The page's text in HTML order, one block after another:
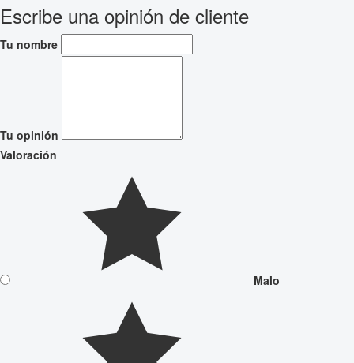
Escribe una opinión de cliente
Tu nombre
Tu opinión
Valoración
Malo